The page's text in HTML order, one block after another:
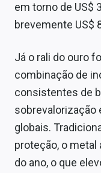
em torno de US$
brevemente US$
Já o rali do ouro
combinação de
consistentes de
sobrevalorização
globais.
proteção, o
do ano, o que